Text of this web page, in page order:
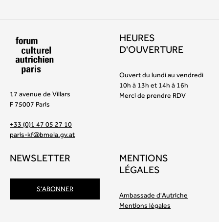
17 avenue de Villars
F 75007 Paris
+33 (0)1 47 05 27 10
paris-kf@bmeia.gv.at
HEURES
D'OUVERTURE
Ouvert du lundi au vendredi
10h à 13h et 14h à 16h
Merci de prendre RDV
NEWSLETTER
S'ABONNER
MENTIONS
LÉGALES
Ambassade d'Autriche
Mentions légales